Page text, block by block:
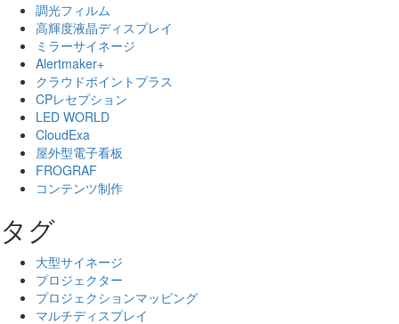
調光フィルム
高輝度液晶ディスプレイ
ミラーサイネージ
Alertmaker+
クラウドポイントプラス
CPレセプション
LED WORLD
CloudExa
屋外型電子看板
FROGRAF
コンテンツ制作
タグ
大型サイネージ
プロジェクター
プロジェクションマッピング
マルチディスプレイ